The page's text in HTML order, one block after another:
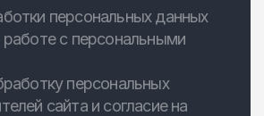
персональных данных
с персональными
персональных
сайта и согласие на